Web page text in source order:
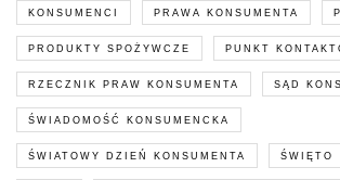
KONSUMENCI PRAWA KONSUMENTA
PRODUKTY SPOŻYWCZE PUNKT
RZECZNIK PRAW KONSUMENTA SĄD
ŚWIADOMOŚĆ KONSUMENCKA
ŚWIATOWY DZIEŃ KONSUMENTA ŚWIĘTO